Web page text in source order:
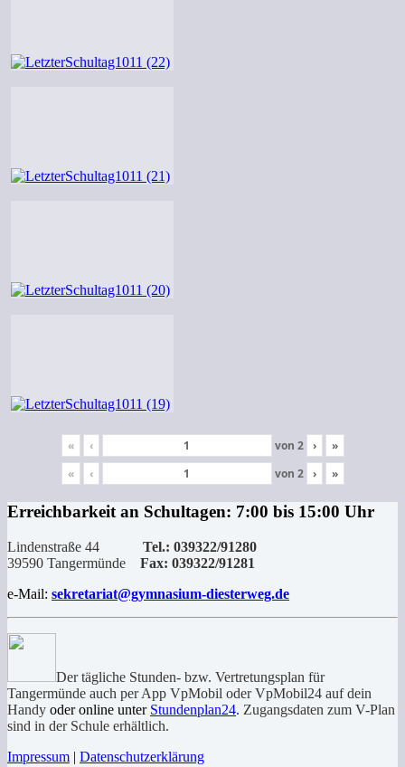
« ‹ von 2 ›
»
«
‹ von 2 › »
Erreichbarkeit an Schultagen: 7:00 bis 15:00 Uhr
Lindenstraße 44 Tel.: 039322/91280
39590 Tangermünde Fax: 039322/91281
e-Mail: sekretariat@gymnasium-diesterweg.de
Der tägliche Stunden- bzw. Vertretungsplan für
Tangermünde auch per App VpMobil oder VpMobil24 auf dein
Handy oder online unter Stundenplan24. Zugangsdaten zum V-Plan
sind in der Schule erhältlich.
Impressum | Datenschutzerklärung